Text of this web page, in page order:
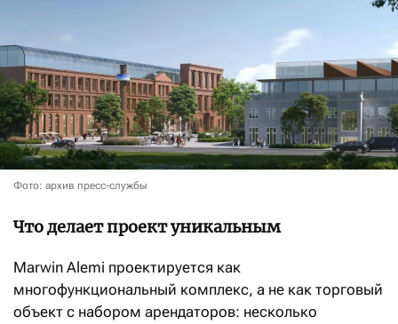
Фото: архив пресс-службы
Что делает проект уникальным
Marwin Alemi проектируется как
многофункциональный комплекс, а не как торговый
объект с набором арендаторов: несколько